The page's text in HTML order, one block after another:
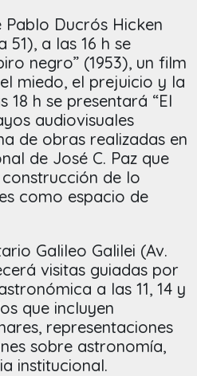
Pablo Ducrós Hicken
51), a las 16 h se
negro” (1953), un film
miedo, el prejuicio y la
18 h se presentará “El
audiovisuales
de obras realizadas en
de José C. Paz que
de lo
como espacio de
Galileo Galilei (Av.
visitas guiadas por
a las 11, 14 y
que incluyen
representaciones
sobre astronomía,
institucional.